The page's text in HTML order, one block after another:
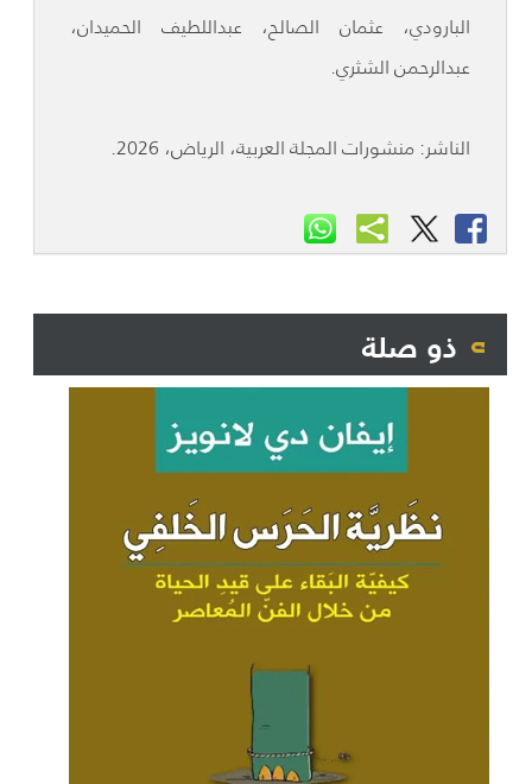
البارودي، عثمان الصالح، عبداللطيف الحميدان،
عبدالرحمن الشثري.
الناشر: منشورات المجلة العربية، الرياض، 2026.
ذو صلة